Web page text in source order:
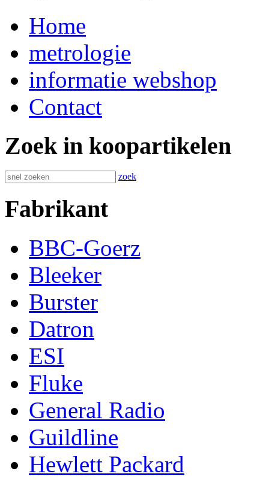
Home
metrologie
informatie webshop
Contact
Zoek in koopartikelen
zoek
Fabrikant
BBC-Goerz
Bleeker
Burster
Datron
ESI
Fluke
General Radio
Guildline
Hewlett Packard